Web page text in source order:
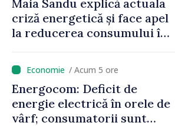
Maia Sandu explică actuala
criză energetică și face apel
la reducerea consumului în
putem menține prețurile la
un nivel mai mic”
/ Acum 5 ore
Energocom: Deficit de
energie electrică în orele de
vârf; consumatorii sunt